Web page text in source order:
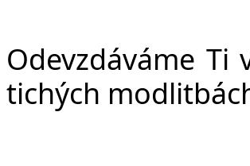
Odevzdáváme
tichých